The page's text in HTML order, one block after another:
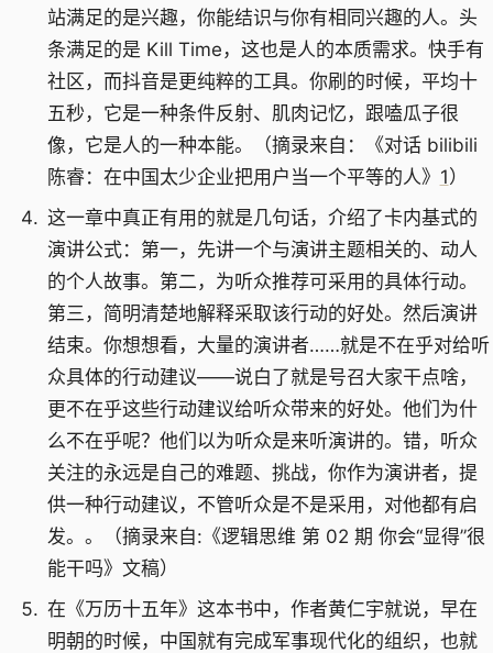
站满足的是兴趣，你能结识与你有相同兴趣的人。头
条满足的是 Kill Time，这也是人的本质需求。快手有
社区，而抖音是更纯粹的工具。你刷的时候，平均十
五秒，它是一种条件反射、肌肉记忆，跟嗑瓜子很
像，它是人的一种本能。（摘录来自：《对话 bilibili
陈睿：在中国太少企业把用户当一个平等的人》 1）
这一章中真正有用的就是几句话，介绍了卡内基式的
演讲公式：第一，先讲一个与演讲主题相关的、动人
的个人故事。第二，为听众推荐可采用的具体行动。
第三，简明清楚地解释采取该行动的好处。然后演讲
结束。你想想看，大量的演讲者……就是不在乎对给听
众具体的行动建议——说白了就是号召大家干点啥，
更不在乎这些行动建议给听众带来的好处。他们为什
么不在乎呢？他们以为听众是来听演讲的。错，听众
关注的永远是自己的难题、挑战，你作为演讲者，提
供一种行动建议，不管听众是不是采用，对他都有启
发。。（摘录来自:《逻辑思维 第 02 期 你会“显得”很
能干吗》文稿）
在《万历十五年》这本书中，作者黄仁宇就说，早在
明朝的时候，中国就有完成军事现代化的组织，也就